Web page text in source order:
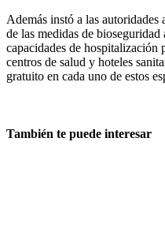
Además instó a las
de las medidas de
capacidades de hospitalización
centros de salud y hoteles
gratuito en cada uno de estos
También te puede interesar